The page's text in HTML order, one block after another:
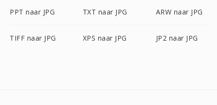
PPT naar JPG TXT naar JPG ARW naar JPG
TIFF naar JPG XPS naar JPG JP2 naar JPG